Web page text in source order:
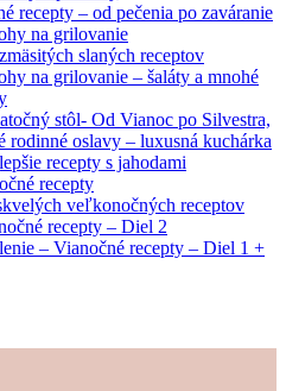
recepty – od pečenia po zaváranie
na grilovanie
slaných receptov
na grilovanie – šaláty a mnohé
stôl- Od Vianoc po Silvestra,
rodinné oslavy – luxusná kuchárka
recepty s jahodami
recepty
veľkonočných receptov
recepty – Diel 2
– Vianočné recepty – Diel 1 +